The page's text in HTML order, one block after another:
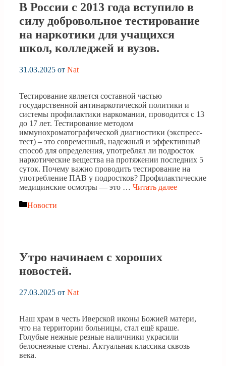
В России с 2013 года вступило в
силу добровольное тестирование
на наркотики для учащихся
школ, колледжей и вузов.
31.03.2025 от Nat
Тестирование является составной частью
государственной антинаркотической политики и
системы профилактики наркомании, проводится с 13
до 17 лет. Тестирование методом
иммунохроматографической диагностики (экспресс-
тест) – это современный, надежный и эффективный
способ для определения, употреблял ли подросток
наркотические вещества на протяжении последних 5
суток. Почему важно проводить тестирование на
употребление ПАВ у подростков? Профилактические
медицинские осмотры — это … Читать далее
Рубрики
Новости
Утро начинаем с хороших
новостей.
27.03.2025 от Nat
Наш храм в честь Иверской иконы Божией матери,
что на территории больницы, стал ещё краше.
Голубые нежные резные наличники украсили
белоснежные стены. Актуальная классика сквозь
века.